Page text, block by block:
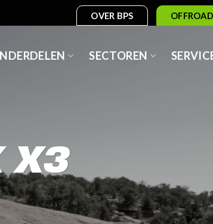
OVER BPS OFFROAD
SECTOREN
X3